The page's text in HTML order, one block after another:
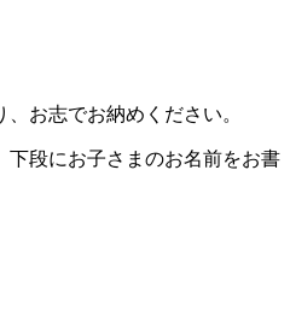
お志でお納めください。
下段にお子さまのお名前をお書